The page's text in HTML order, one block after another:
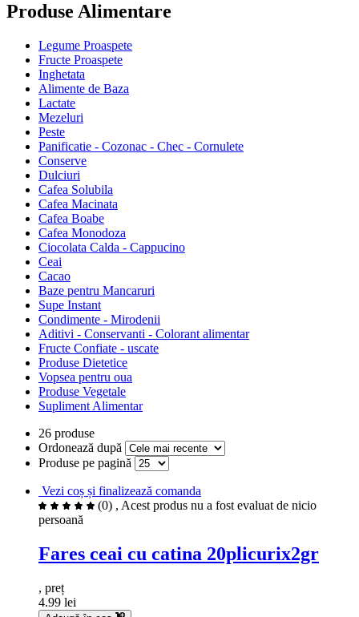
Produse Alimentare
Legume Proaspete
Fructe Proaspete
Inghetata
Alimente de Baza
Lactate
Mezeluri
Peste
Panificatie - Cozonac - Chec - Cornulete
Conserve
Dulciuri
Cafea Solubila
Cafea Macinata
Cafea Boabe
Cafea Monodoza
Ciocolata Calda - Cappucino
Ceai
Cacao
Baze pentru Mancaruri
Supe Instant
Condimente - Mirodenii
Aditivi - Conservanti - Colorant alimentar
Fructe Confiate - uscate
Produse Dietetice
Vopsea pentru oua
Produse Vegetale
Supliment Alimentar
26 produse
Ordonează după
Produse pe pagină
Vezi coș și finalizează comanda
(0) , Acest produs nu a fost evaluat de nicio
persoană
Fares ceai cu catina 20plicurix2gr
, preț
4.99 lei